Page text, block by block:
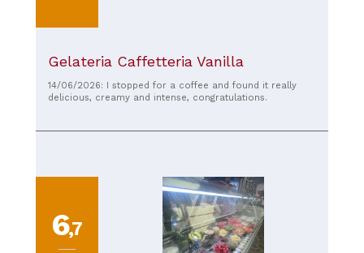
Gelateria Caffetteria Vanilla
14/06/2026: I stopped for a coffee and found it really
delicious, creamy and intense, congratulations.
6,7